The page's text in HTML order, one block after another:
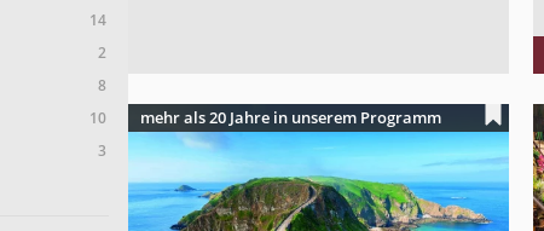
14
2
8
10
3
mehr als 20 Jahre in unserem Programm